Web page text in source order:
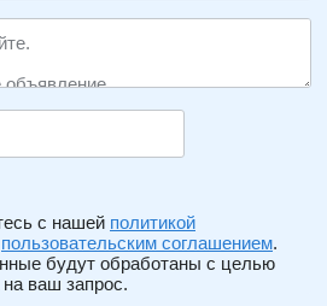
с нашей политикой
пользовательским соглашением.
будут обработаны с целью
на ваш запрос.